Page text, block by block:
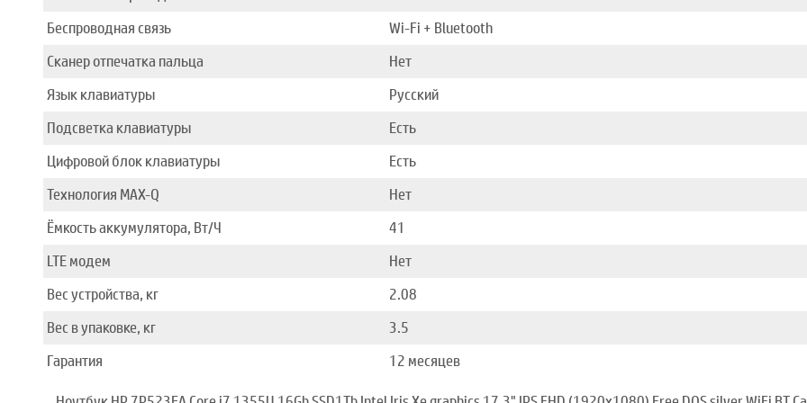
Беспроводная связь
Wi-Fi + Bluetooth
Сканер отпечатка пальца
Нет
Язык клавиатуры
Русский
Подсветка клавиатуры
Есть
Цифровой блок клавиатуры
Есть
Технология MAX-Q
Нет
Ёмкость аккумулятора, Вт/Ч
41
LTE модем
Нет
Вес устройства, кг
2.08
Вес в упаковке, кг
3.5
Гарантия
12 месяцев